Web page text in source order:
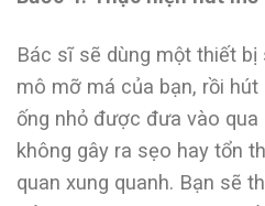
Bác sĩ sẽ dùng một thiết
mô mỡ má của bạn, rồi
ống nhỏ được đưa vào qua
không gây ra sẹo hay tổn
quan xung quanh. Bạn sẽ